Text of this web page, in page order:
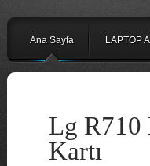
Ana Sayfa LAPTOP
Lg R710
Kartı